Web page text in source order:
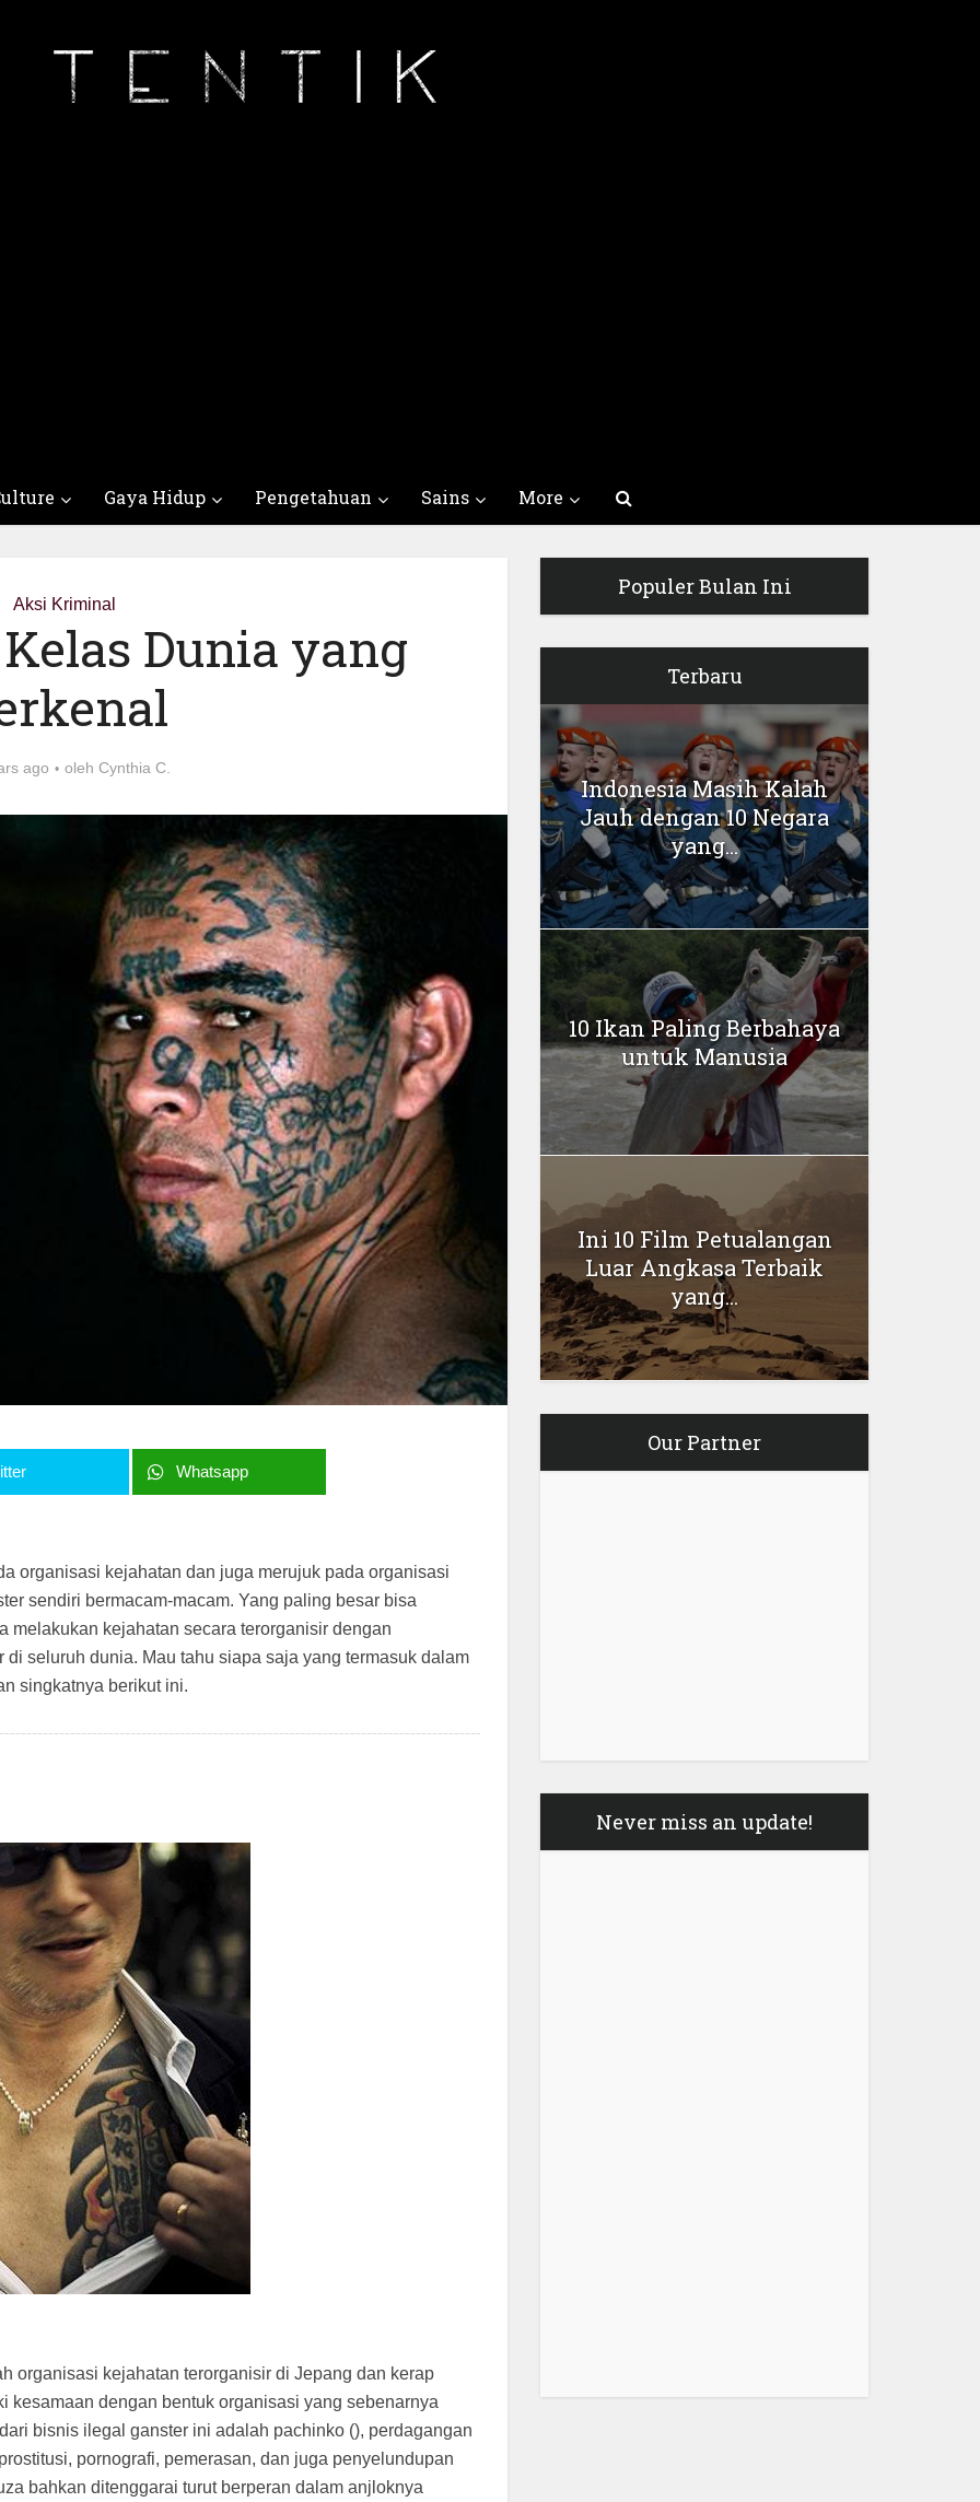
Gaya Hidup Pengetahuan Sains More
Aksi Kriminal
Dunia yang
ago oleh Cynthia C.
Whatsapp
organisasi kejahatan dan juga merujuk pada organisasi
sendiri bermacam-macam. Yang paling besar bisa
melakukan kejahatan secara terorganisir dengan
seluruh dunia. Mau tahu siapa saja yang termasuk dalam
singkatnya berikut ini.
organisasi kejahatan terorganisir di Jepang dan kerap
kesamaan dengan bentuk organisasi yang sebenarnya
bisnis ilegal ganster ini adalah pachinko (), perdagangan
pornografi, pemerasan, dan juga penyelundupan
bahkan ditenggarai turut berperan dalam anjloknya
Populer Bulan Ini
Terbaru
Indonesia Masih Kalah
Jauh dengan 10 Negara
yang...
10 Ikan Paling Berbahaya
untuk Manusia
Ini 10 Film Petualangan
Luar Angkasa Terbaik
yang...
Our Partner
Never miss an update!